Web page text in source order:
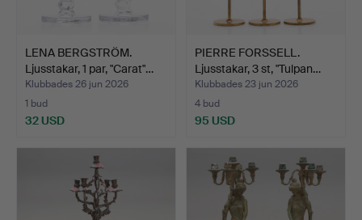
LENA BERGSTRÖM.
Ljusstakar, 1 par, "Carat"…
Klubbades 26 jun 2026
1 bud
32 USD
PIERRE FORSSELL.
Ljusstakar, 3 st, "Tulpan…
Klubbades 23 jun 2026
4 bud
95 USD